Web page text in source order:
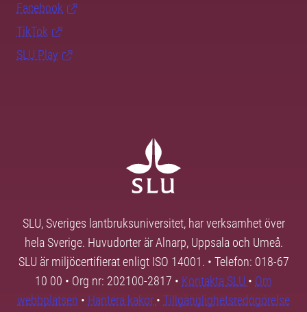
Facebook
TikTok
SLU Play
SLU, Sveriges lantbruksuniversitet, har verksamhet över
hela Sverige. Huvudorter är Alnarp, Uppsala och Umeå.
SLU är miljöcertifierat enligt ISO 14001. • Telefon: 018-67
10 00 • Org nr: 202100-2817 • Kontakta SLU • Om
webbplatsen • Hantera kakor • Tillgänglighetsredogörelse